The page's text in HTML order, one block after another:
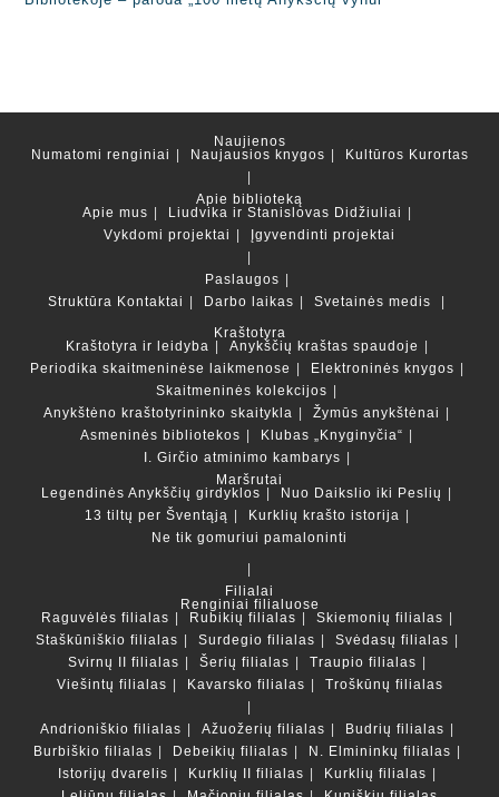
Naujienos
Numatomi renginiai
Naujausios knygos Kultūros Kurortas
Apie biblioteką
Apie mus
Liudvika ir Stanislovas Didžiuliai
Vykdomi projektai
Įgyvendinti projektai
Paslaugos
Struktūra Kontaktai Darbo laikas
Svetainės medis
Kraštotyra
Kraštotyra ir leidyba
Anykščių kraštas spaudoje
Periodika skaitmeninėse laikmenose
Elektroninės knygos
Skaitmeninės kolekcijos
Anykštėno kraštotyrininko skaitykla
Žymūs anykštėnai
Asmeninės bibliotekos
Klubas „Knyginyčia“
I. Girčio atminimo kambarys
Maršrutai
Legendinės Anykščių girdyklos
Nuo Daikslio iki Peslių
13 tiltų per Šventąją
Kurklių krašto istorija
Ne tik gomuriui pamaloninti
Filialai
Renginiai filialuose
Raguvėlės filialas
Rubikių filialas
Skiemonių filialas
Staškūniškio filialas
Surdegio filialas
Svėdasų filialas
Svirnų II filialas
Šerių filialas
Traupio filialas
Viešintų filialas
Kavarsko filialas Troškūnų filialas
Andrioniškio filialas Ažuožerių filialas
Budrių filialas
Burbiškio filialas
Debeikių filialas
N. Elmininkų filialas
Istorijų dvarelis
Kurklių II filialas
Kurklių filialas